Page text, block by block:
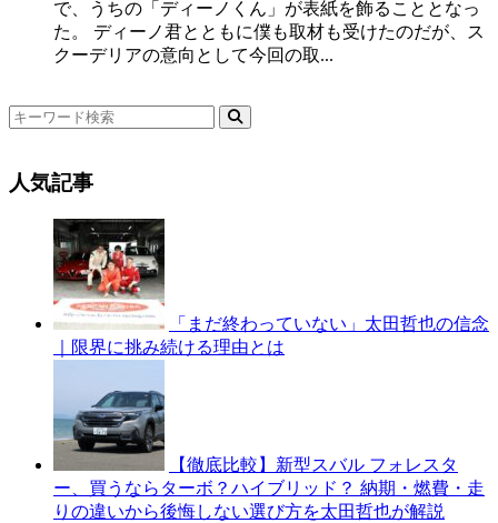
で、うちの「ディーノくん」が表紙を飾ることとなっ
た。 ディーノ君とともに僕も取材も受けたのだが、ス
クーデリアの意向として今回の取...
人気記事
「まだ終わっていない」太田哲也の信念
｜限界に挑み続ける理由とは
【徹底比較】新型スバル フォレスタ
ー、買うならターボ？ハイブリッド？ 納期・燃費・走
りの違いから後悔しない選び方を太田哲也が解説